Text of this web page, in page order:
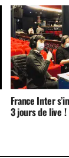
France Inter
3 jours de live !